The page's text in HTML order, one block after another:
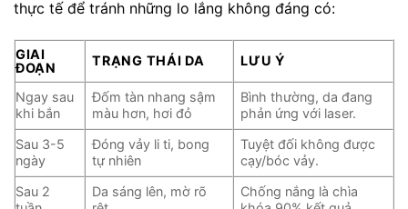
thực tế để tránh những lo lắng không đáng có:
GIAI
ĐOẠN
TRẠNG THÁI DA LƯU Ý
Ngay sau
khi bắn
Đốm tàn nhang sậm
màu hơn, hơi đỏ
Bình thường, da đang
phản ứng với laser.
Sau 3-5
ngày
Đóng vảy li ti, bong
tự nhiên
Tuyệt đối không được
cạy/bóc vảy.
Sau 2
Da sáng lên, mờ rõ
Chống nắng là chìa